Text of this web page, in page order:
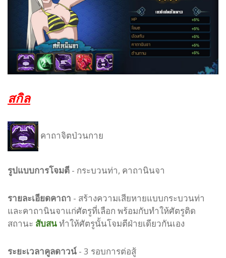
สกิล
คาถาจิตป่วนกาย
รูปแบบการโจมตี - กระบวนท่า, คาถานินจา
รายละเอียดคาถา - สร้างความเสียหายแบบกระบวนท่า
และคาถานินจาแก่ศัตรูที่เลือก พร้อมกับทำให้ศัตรูติด
สถานะ สับสนทำให้ศัตรูนั้นโจมตีฝ่ายเดียวกันเอง
ระยะเวลาคูลดาวน์ - 3 รอบการต่อสู้